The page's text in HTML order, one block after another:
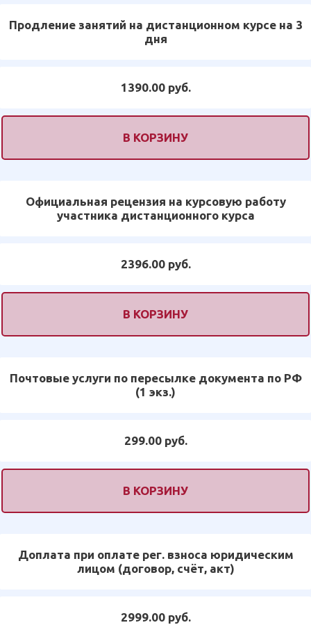
Продление занятий на дистанционном курсе на 3
дня
1390.00 руб.
В КОРЗИНУ
Официальная рецензия на курсовую работу
участника дистанционного курса
2396.00 руб.
В КОРЗИНУ
Почтовые услуги по пересылке документа по РФ
(1 экз.)
299.00 руб.
В КОРЗИНУ
Доплата при оплате рег. взноса юридическим
лицом (договор, счёт, акт)
2999.00 руб.